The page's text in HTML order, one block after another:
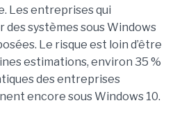
Les entreprises qui
systèmes sous Windows
Le risque est loin d’être
estimations, environ 35 %
des entreprises
encore sous Windows 10.